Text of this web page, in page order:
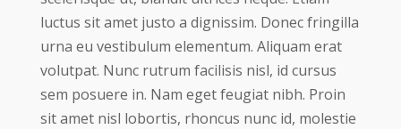
luctus sit amet justo a dignissim. Donec fringilla
urna eu vestibulum elementum. Aliquam erat
volutpat. Nunc rutrum facilisis nisl, id cursus
sem posuere in. Nam eget feugiat nibh. Proin
sit amet nisl lobortis, rhoncus nunc id, molestie